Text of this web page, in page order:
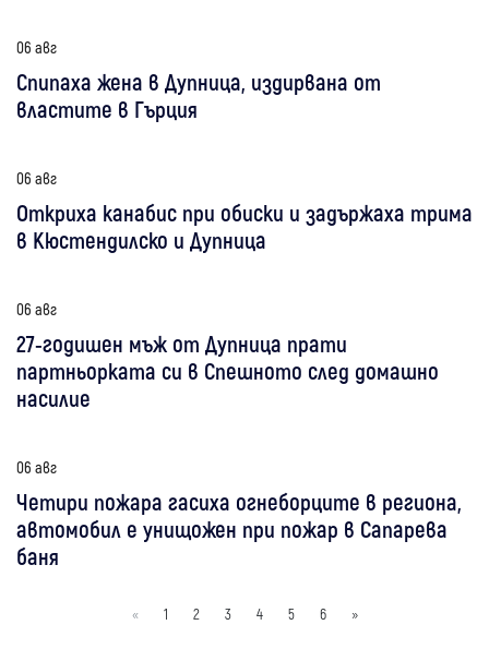
06 авг
Спипаха жена в Дупница, издирвана от
властите в Гърция
06 авг
Откриха канабис при обиски и задържаха трима
в Кюстендилско и Дупница
06 авг
27-годишен мъж от Дупница прати
партньорката си в Спешното след домашно
насилие
06 авг
Четири пожара гасиха огнеборците в региона,
автомобил е унищожен при пожар в Сапарева
баня
« 1 2 3 4 5 6 »